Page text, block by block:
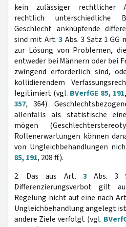
kein zulässiger rechtlicher
rechtlich unterschiedliche
Geschlecht anknüpfende
sind mit Art.3 Abs. 3 Satz 1 GG
zur Lösung von Problemen,
entweder bei Männern oder bei
zwingend erforderlich sind,
kollidierendem
legitimiert (vgl. BVerfGE 85, 191
357, 364).
allenfalls als statistische
mögen
Rollenerwartungen können
von Ungleichbehandlungen
85, 191, 208 ff.).
2. Das aus Art. 3Abs. 3
Differenzierungsverbot gilt
Regelung nicht auf eine nach
Ungleichbehandlung angelegt
andere Ziele verfolgt (vgl.